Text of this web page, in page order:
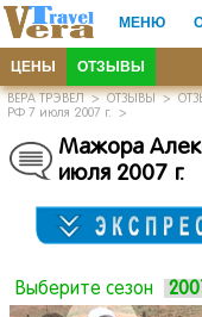
МЕНЮ
ЦЕНЫ ОТЗЫВЫ
ВЕРА ТРЭВЕЛ>ОТЗЫВЫ>
РФ 7 июля 2007 г. >
Мажора
июля 2007 г.
Выберите сезон